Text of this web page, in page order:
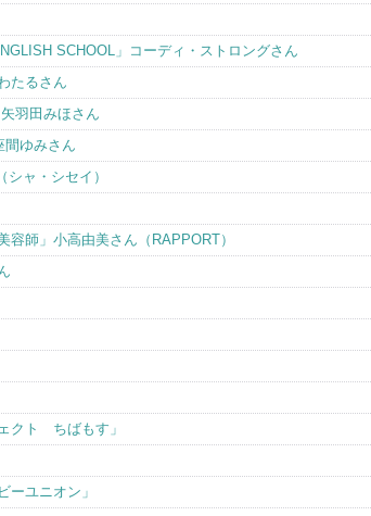
SCHOOL」コーディ・ストロングさん
たるさん
羽田みほさん
間ゆみさん
ャ・シセイ）
師」小高由美さん（RAPPORT）
クト ちばもす」
ーユニオン」